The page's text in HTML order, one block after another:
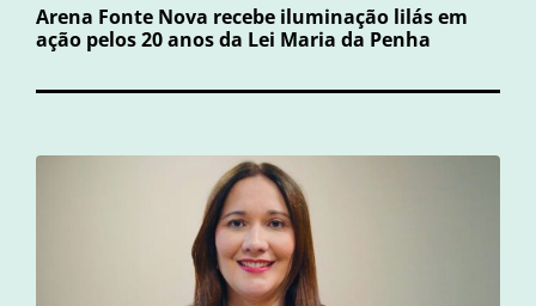
Arena Fonte Nova recebe iluminação lilás em
ação pelos 20 anos da Lei Maria da Penha